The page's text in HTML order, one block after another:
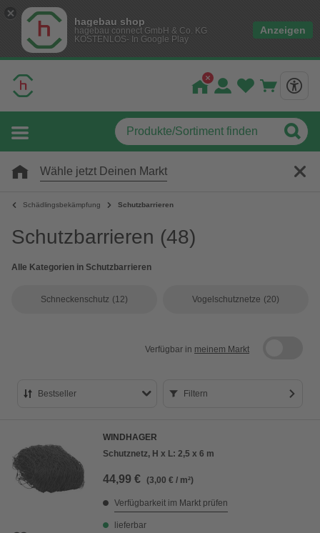
hagebau shop
hagebau connect GmbH & Co. KG
KOSTENLOS- In Google Play
Anzeigen
Wähle jetzt Deinen Markt
Schädlingsbekämpfung Schutzbarrieren
Schutzbarrieren (48)
Alle Kategorien in Schutzbarrieren
Schneckenschutz (12) Vogelschutznetze (20)
Verfügbar in meinem Markt
Bestseller
Preis aufsteigend
Preis absteigend
Filtern
WINDHAGER
Schutznetz, H x L: 2,5 x 6 m
44,99 € (3,00 € / m²)
Verfügbarkeit im Markt prüfen
lieferbar